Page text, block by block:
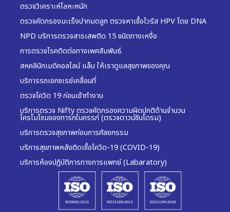
ตรวจวิเคราะห์โลหะหนัก
ตรวจคัดกรองมะเร็งปากมดลูก ตรวจหาเชื้อไวรัส HPV โดย DNA
NPD บริการตรวจสารเสพติด 15 ชนิดทางเหงื่อ
การตรวจโรคติดต่อทางเพศสัมพันธ์
สหคลินิกเมดิคอลไลน์ แล็บ ให้เราดูแลสุขภาพของคุณ
บริการรถเอกซเรย์เคลื่อนที่
ตรวจโควิด 19 ก่อนเข้าทำงาน
บริการตรวจ Nifty ตรวจคัดกรองความผิดปกติด้านจำนวน
โครโมโซมของทารกในครรภ์ (ตรวจดาวน์ซินโดรม)
บริการตรวจสุขภาพก่อนการศัลยกรรม
บริการสุขภาพหลังติดเชื้อโควิด-19 (COVID-19)
บริการห้องปฏิบัติการทางการแพทย์ (Labaratory)